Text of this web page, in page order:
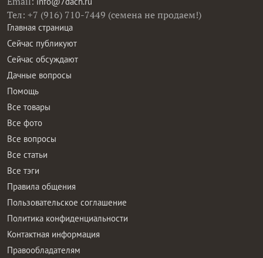
Тел: +7 (916) 710-7449 (семена не продаем!)
Главная страница
Сейчас публикуют
Сейчас обсуждают
Дачные вопросы
Помощь
Все товары
Все фото
Все вопросы
Все статьи
Все тэги
Правила общения
Пользовательское соглашение
Политика конфиденциальности
Контактная информация
Правообладателям